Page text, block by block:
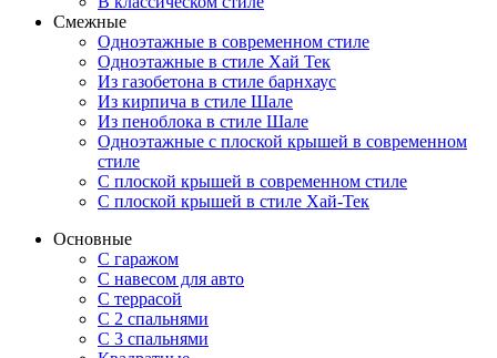
Смежные
Одноэтажные в современном стиле
Одноэтажные в стиле Хай Тек
Из газобетона в стиле барнхаус
Из кирпича в стиле Шале
Из пеноблока в стиле Шале
Одноэтажные с плоской крышей в современном
стиле
С плоской крышей в современном стиле
С плоской крышей в стиле Хай-Тек
Основные
С гаражом
С навесом для авто
С террасой
С 2 спальнями
С 3 спальнями